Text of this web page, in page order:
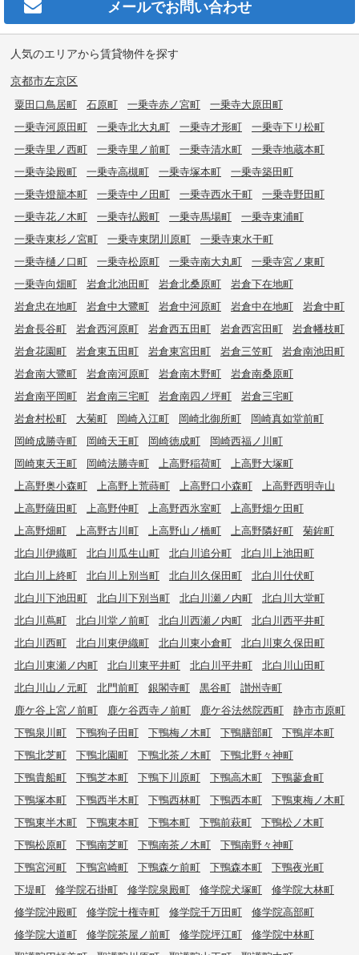
メールでお問い合わせ
人気のエリアから賃貸物件を探す
京都市左京区
粟田口鳥居町 石原町 一乗寺赤ノ宮町
一乗寺大原田町
一乗寺河原田町
一乗寺北大丸町 一乗寺才形町
一乗寺下リ松町
一乗寺里ノ西町
一乗寺里ノ前町 一乗寺清水町
一乗寺地蔵本町
一乗寺染殿町
一乗寺高槻町 一乗寺塚本町
一乗寺築田町
一乗寺燈籠本町
一乗寺中ノ田町 一乗寺西水干町
一乗寺野田町
一乗寺花ノ木町
一乗寺払殿町 一乗寺馬場町
一乗寺東浦町
一乗寺東杉ノ宮町
一乗寺東閉川原町
一乗寺東水干町
一乗寺樋ノ口町
一乗寺松原町 一乗寺南大丸町
一乗寺宮ノ東町
一乗寺向畑町
岩倉北池田町 岩倉北桑原町
岩倉下在地町
岩倉忠在地町
岩倉中大鷺町 岩倉中河原町 岩倉中在地町
岩倉中町
岩倉長谷町
岩倉西河原町 岩倉西五田町 岩倉西宮田町
岩倉幡枝町
岩倉花園町
岩倉東五田町 岩倉東宮田町 岩倉三笠町
岩倉南池田町
岩倉南大鷺町
岩倉南河原町 岩倉南木野町
岩倉南桑原町
岩倉南平岡町
岩倉南三宅町 岩倉南四ノ坪町
岩倉三宅町
岩倉村松町
大菊町 岡崎入江町 岡崎北御所町
岡崎真如堂前町
岡崎成勝寺町
岡崎天王町 岡崎徳成町
岡崎西福ノ川町
岡崎東天王町
岡崎法勝寺町 上高野稲荷町
上高野大塚町
上高野奥小森町
上高野上荒蒔町 上高野口小森町
上高野西明寺山
上高野薩田町
上高野仲町 上高野西氷室町
上高野畑ケ田町
上高野畑町
上高野古川町 上高野山ノ橋町 上高野隣好町
菊鉾町
北白川伊織町
北白川瓜生山町 北白川追分町
北白川上池田町
北白川上終町
北白川上別当町 北白川久保田町
北白川仕伏町
北白川下池田町
北白川下別当町 北白川瀬ノ内町
北白川大堂町
北白川蔦町
北白川堂ノ前町 北白川西瀬ノ内町
北白川西平井町
北白川西町
北白川東伊織町 北白川東小倉町
北白川東久保田町
北白川東瀬ノ内町
北白川東平井町 北白川平井町
北白川山田町
北白川山ノ元町
北門前町 銀閣寺町 黒谷町
讃州寺町
鹿ケ谷上宮ノ前町
鹿ケ谷西寺ノ前町 鹿ケ谷法然院西町
静市市原町
下鴨泉川町
下鴨狗子田町 下鴨梅ノ木町 下鴨膳部町
下鴨岸本町
下鴨北芝町
下鴨北園町 下鴨北茶ノ木町
下鴨北野々神町
下鴨貴船町
下鴨芝本町 下鴨下川原町 下鴨高木町
下鴨蓼倉町
下鴨塚本町
下鴨西半木町 下鴨西林町 下鴨西本町
下鴨東梅ノ木町
下鴨東半木町
下鴨東本町 下鴨本町 下鴨前萩町
下鴨松ノ木町
下鴨松原町
下鴨南芝町 下鴨南茶ノ木町
下鴨南野々神町
下鴨宮河町
下鴨宮崎町 下鴨森ケ前町 下鴨森本町
下鴨夜光町
下堤町
修学院石掛町 修学院泉殿町 修学院犬塚町
修学院大林町
修学院沖殿町
修学院十権寺町 修学院千万田町
修学院高部町
修学院大道町
修学院茶屋ノ前町 修学院坪江町
修学院中林町